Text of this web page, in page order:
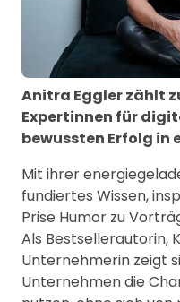
Anitra Eggler zählt
Expertinnen für
bewussten Erfolg in
Mit ihrer
fundiertes Wissen,
Prise Humor zu
Als Bestsellerautorin,
Unternehmerin zeigt
Unternehmen die